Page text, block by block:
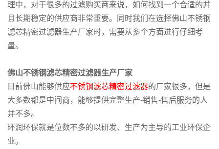
理中，对于很多的过滤购买商来说，如何找到一个合适的并
且长期稳定的供应商非常重要。同时我们在选择佛山不锈钢
滤芯精密过滤器生产厂家时，需要从多个方面进行仔细考
量。
佛山不锈钢滤芯精密过滤器生产厂家
目前佛山能够供应不锈钢滤芯精密过滤器的厂家很多，但是
大多数都是中间商，能够提供完整生产-销售-售后服务的人
并不多。
环润环保就是位数不多的以研发、生产为主导的工业环保企
业。